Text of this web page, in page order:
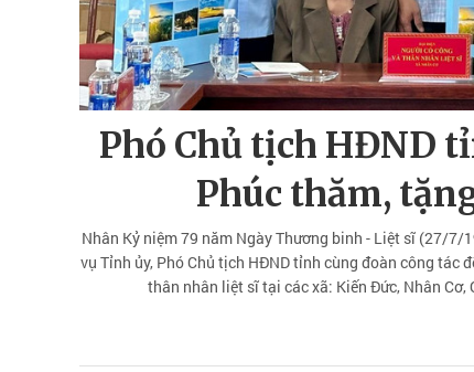
Phó Chủ tịch HĐND
Phúc thăm,
Nhân Kỷ niệm 79 năm Ngày Thương binh - Liệt sĩ (27/
vụ Tỉnh ủy, Phó Chủ tịch HĐND tỉnh cùng đoàn công tác
thân nhân liệt sĩ tại các xã: Kiến Đức, Nhân